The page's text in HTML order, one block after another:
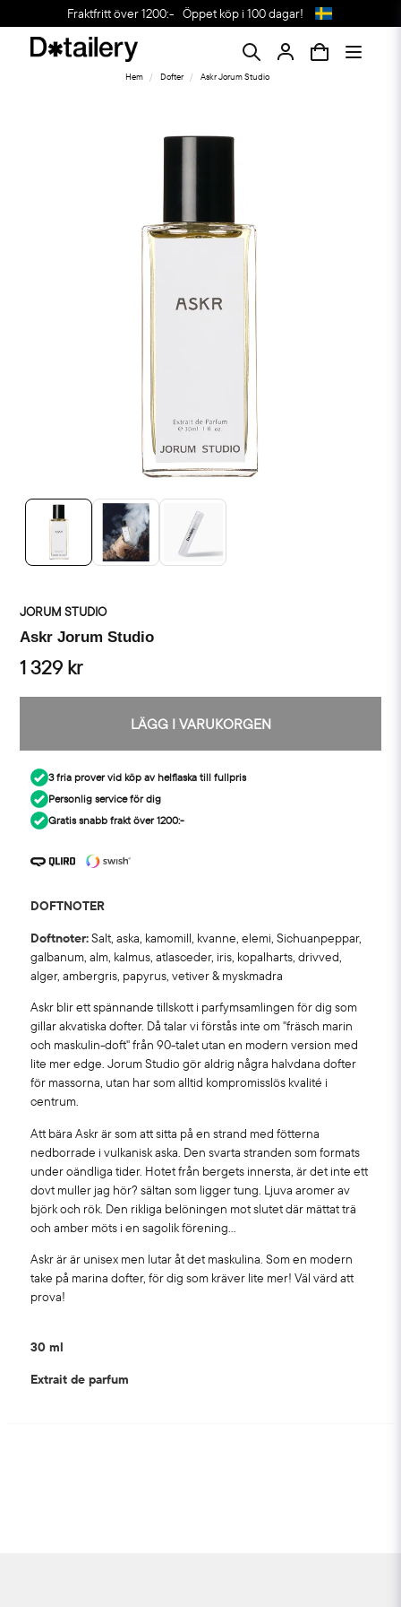
Fraktfritt över 1200:- Öppet köp i 100 dagar!
Hem Dofter Askr Jorum Studio
JORUM STUDIO
Askr Jorum Studio
1 329 kr
LÄGG I VARUKORGEN
3 fria prover vid köp av helflaska till fullpris
Personlig service för dig
Gratis snabb frakt över 1200:-
DOFTNOTER
Doftnoter:Salt, aska, kamomill, kvanne, elemi, Sichuanpeppar,
galbanum, alm, kalmus, atlasceder, iris, kopalharts, drivved,
alger, ambergris, papyrus, vetiver & myskmadra
Askr blir ett spännande tillskott i parfymsamlingen för dig som
gillar akvatiska dofter. Då talar vi förstås inte om "fräsch marin
och maskulin-doft" från 90-talet utan en modern version med
lite mer edge. Jorum Studio gör aldrig några halvdana dofter
för massorna, utan har som alltid kompromisslös kvalité i
centrum.
Att bära Askr är som att sitta på en strand med fötterna
nedborrade i vulkanisk aska. Den svarta stranden som formats
under oändliga tider. Hotet från bergets innersta, är det inte ett
dovt muller jag hör? sältan som ligger tung. Ljuva aromer av
björk och rök. Den rikliga belöningen mot slutet där mättat trä
och amber möts i en sagolik förening...
Askr är är unisex men lutar åt det maskulina. Som en modern
take på marina dofter, för dig som kräver lite mer! Väl värd att
prova!
30 ml
Extrait de parfum